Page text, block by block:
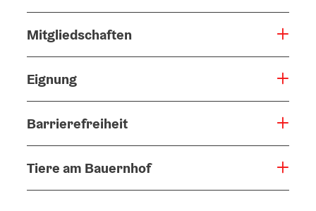
Mitgliedschaften
Eignung
Barrierefreiheit
Tiere am Bauernhof